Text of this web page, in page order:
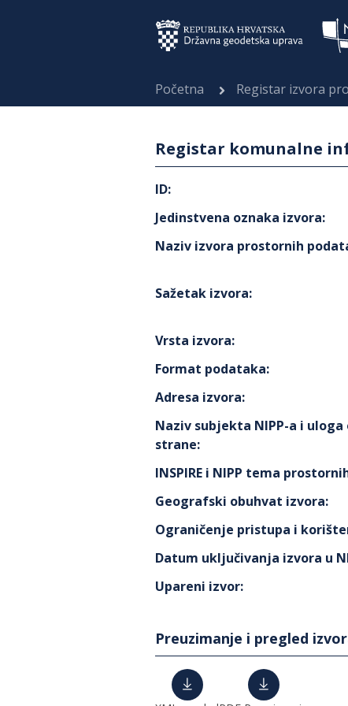
Početna Registar izvora
Registar komunalne
ID:
Jedinstvena oznaka izvora:
Naziv izvora prostornih
Sažetak izvora:
Vrsta izvora:
Format podataka:
Adresa izvora:
Naziv subjekta NIPP-a i uloga
strane:
INSPIRE i NIPP tema
Geografski obuhvat izvora:
Ograničenje pristupa i
Datum uključivanja izvora u
Upareni izvor:
Preuzimanje i pregled